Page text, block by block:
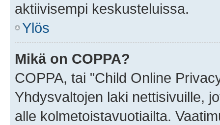
aktiivisempi keskusteluissa.
Ylös
Mikä on COPPA?
COPPA, tai "Child Online
Yhdysvaltojen laki nettisivuille,
alle kolmetoistavuotiailta.